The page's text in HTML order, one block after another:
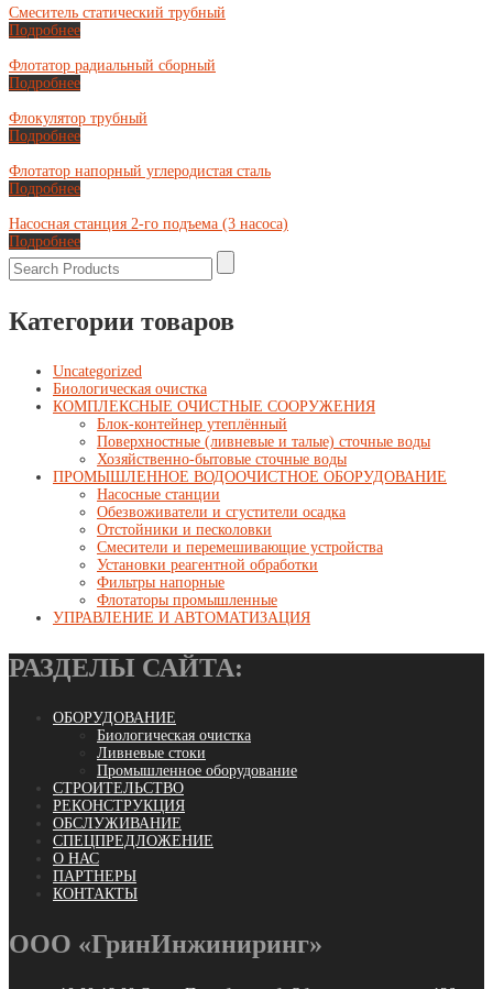
Смеситель статический трубный
Подробнее
Флотатор радиальный сборный
Подробнее
Флокулятор трубный
Подробнее
Флотатор напорный углеродистая сталь
Подробнее
Насосная станция 2-го подъема (3 насоса)
Подробнее
Категории товаров
Uncategorized
Биологическая очистка
КОМПЛЕКСНЫЕ ОЧИСТНЫЕ СООРУЖЕНИЯ
Блок-контейнер утеплённый
Поверхностные (ливневые и талые) сточные воды
Хозяйственно-бытовые сточные воды
ПРОМЫШЛЕННОЕ ВОДООЧИСТНОЕ ОБОРУДОВАНИЕ
Насосные станции
Обезвоживатели и сгустители осадка
Отстойники и песколовки
Смесители и перемешивающие устройства
Установки реагентной обработки
Фильтры напорные
Флотаторы промышленные
УПРАВЛЕНИЕ И АВТОМАТИЗАЦИЯ
РАЗДЕЛЫ САЙТА:
ОБОРУДОВАНИЕ
Биологическая очистка
Ливневые стоки
Промышленное оборудование
СТРОИТЕЛЬСТВО
РЕКОНСТРУКЦИЯ
ОБСЛУЖИВАНИЕ
СПЕЦПРЕДЛОЖЕНИЕ
О НАС
ПАРТНЕРЫ
КОНТАКТЫ
ООО «ГринИнжиниринг»